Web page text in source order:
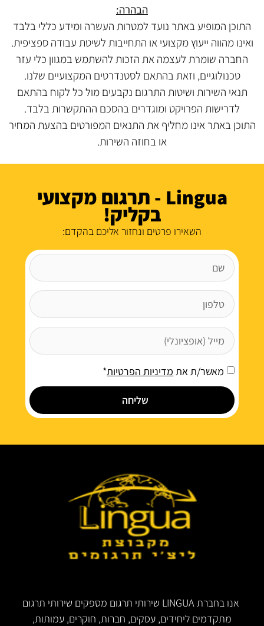
הבהרה:
התוכן המופיע באתר נועד למטרות העשרה ומידע כללי בלבד
ואינו מהווה ייעוץ מקצועי או התחייבות לשיטת עבודה ספציפית.
החברה שומרת לעצמה את הזכות להשתמש במגוון כלי עזר
טכנולוגיים, וזאת בהתאם לסטנדרטים המקצועיים שלנו.
תנאי השירות ושיטות התרגום נקבעים מול כל לקוח בהתאם
לדרישות הפרויקט ומוגדרים בהסכם ההתקשרות בלבד.
התוכן באתר אינו מחליף את התנאים המפורטים בהצעת המחיר
או בחוזה השירות.
Lingua - תרגום מקצועי
בקליק!
השאירו פרטים ונחזור אליכם בהקדם:
מאשר/ת את מדיניות הפרטיות*
שליחה
אנו בחברת LINGUA שירותי תרגום מספקים שירותי תרגום
מתקדמים ליחידים, עסקים, חברות, חוקרים, עמותות,